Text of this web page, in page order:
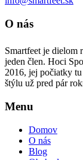
O nás
Smartfeet je dielom
jeden člen. Hoci
2016, jej počiatky
štýlu už pred pár
Menu
Domov
O nás
Blog